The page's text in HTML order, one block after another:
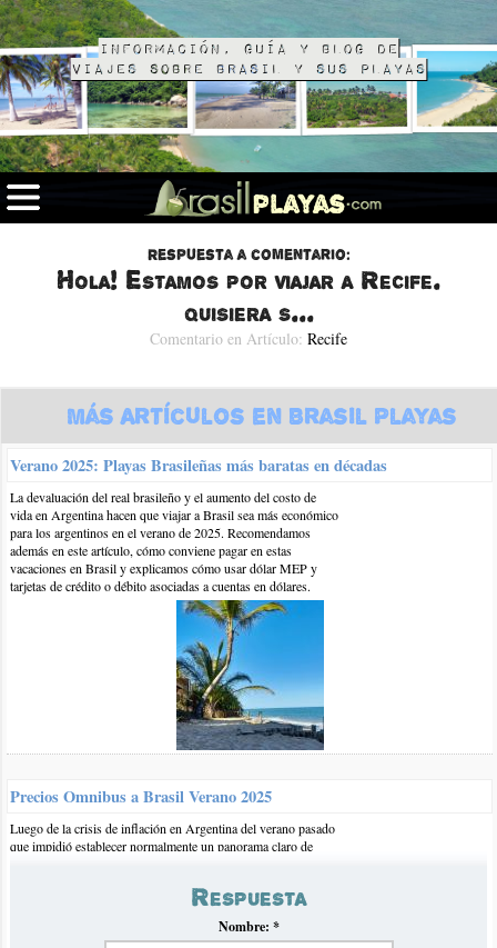
Información, guía y blog de
viajes sobre Brasil y sus playas
Respuesta a comentario:
Hola! Estamos por viajar a Recife.
quisiera s...
Comentario en Artículo: Recife
21-ene-2017 | por belinda
Hola! Estamos por viajar a Recife.
quisiera saber donde podemos hospedarnos, vamos a estar 10
para poder salir a camina por las noches.
Respuesta
Nombre: *
Más Artículos en Brasil Playas
Verano 2025: Playas Brasileñas más baratas en décadas
La devaluación del real brasileño y el aumento del costo de
vida en Argentina hacen que viajar a Brasil sea más económico
para los argentinos en el verano de 2025. Recomendamos
además en este artículo, cómo conviene pagar en estas
vacaciones en Brasil y explicamos cómo usar dólar MEP y
tarjetas de crédito o débito asociadas a cuentas en dólares.
Precios Omnibus a Brasil Verano 2025
Luego de la crisis de inflación en Argentina del verano pasado
que impidió establecer normalmente un panorama claro de
precios para el próximo verano 2025.